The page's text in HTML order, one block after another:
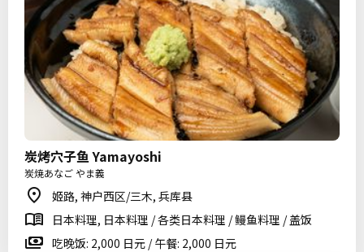
炭烤穴子鱼 Yamayoshi
炭焼あなご やま義
姬路, 神户西区/三木, 兵库县
日本料理, 日本料理 / 各类日本料理 / 鳗鱼料理 / 盖饭
吃晚饭: 2,000 日元 / 午餐: 2,000 日元